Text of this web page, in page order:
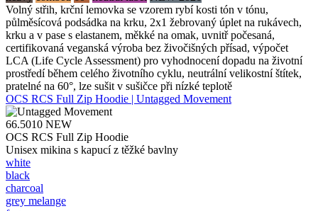
Volný střih, krční lemovka se vzorem rybí kosti tón v tónu,
půlměsícová podsádka na krku, 2x1 žebrovaný úplet na rukávech,
krku a v pase s elastanem, měkké na omak, uvnitř počesaná,
certifikovaná veganská výroba bez živočišných přísad, výpočet
LCA (Life Cycle Assessment) pro vyhodnocení dopadu na životní
prostředí během celého životního cyklu, neutrální velikostní štítek,
pratelné na 60°, lze sušit v sušičce při nízké teplotě
OCS RCS Full Zip Hoodie | Untagged Movement
66.5010 NEW
OCS RCS Full Zip Hoodie
Unisex mikina s kapucí z těžké bavlny
white
black
charcoal
grey melange